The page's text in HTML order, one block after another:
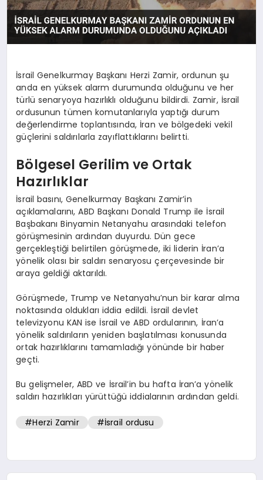
İsrail Genelkurmay Başkanı Herzi Zamir, ordunun şu
anda en yüksek alarm durumunda olduğunu ve her
türlü senaryoya hazırlıklı olduğunu bildirdi. Zamir, İsrail
ordusunun tümen komutanlarıyla yaptığı durum
değerlendirme toplantısında, İran ve bölgedeki vekil
güçlerini saldırılarla zayıflattıklarını belirtti.
Bölgesel Gerilim ve Ortak
Hazırlıklar
İsrail basını, Genelkurmay Başkanı Zamir’in
açıklamalarını, ABD Başkanı Donald Trump ile İsrail
Başbakanı Binyamin Netanyahu arasındaki telefon
görüşmesinin ardından duyurdu. Dün gece
gerçekleştiği belirtilen görüşmede, iki liderin İran’a
yönelik olası bir saldırı senaryosu çerçevesinde bir
araya geldiği aktarıldı.
Görüşmede, Trump ve Netanyahu’nun bir karar alma
noktasında oldukları iddia edildi. İsrail devlet
televizyonu KAN ise İsrail ve ABD ordularının, İran’a
yönelik saldırıların yeniden başlatılması konusunda
ortak hazırlıklarını tamamladığı yönünde bir haber
geçti.
Bu gelişmeler, ABD ve İsrail’in bu hafta İran’a yönelik
saldırı hazırlıkları yürüttüğü iddialarının ardından geldi.
#Herzi Zamir #İsrail ordusu